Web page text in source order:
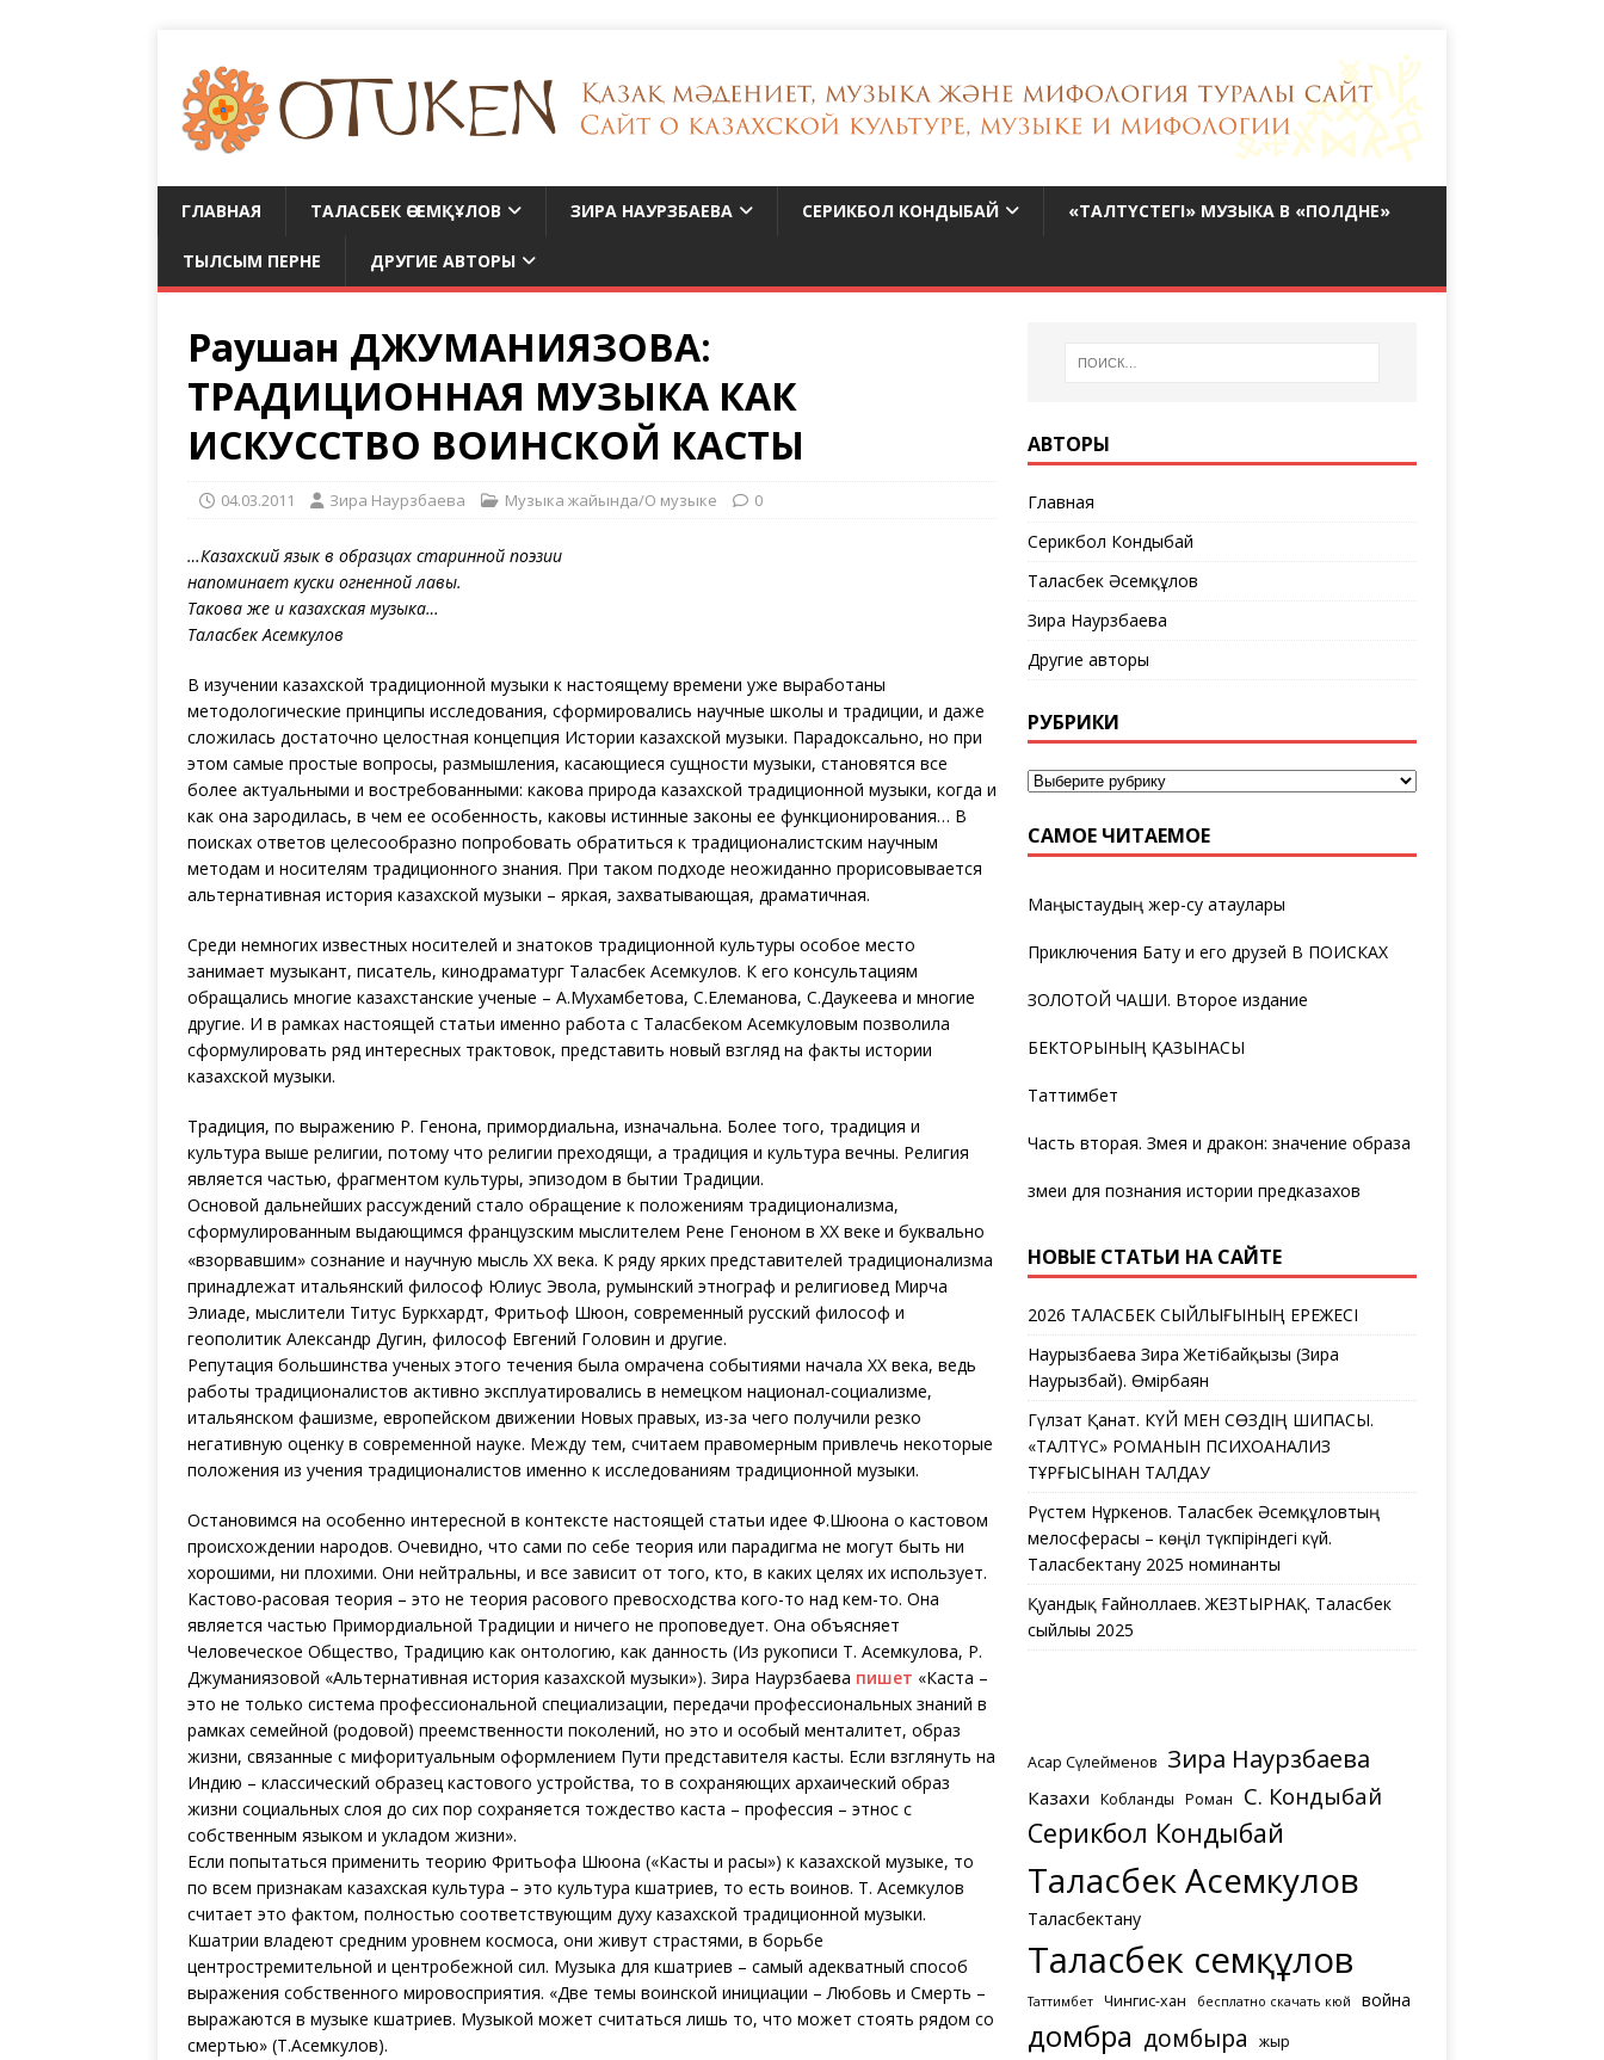
ГЛАВНАЯ ТАЛАСБЕК ӘСЕМҚҰЛОВ ЗИРА НАУРЗБАЕВА СЕРИКБОЛ КОНДЫБАЙ «ТАЛТҮСТЕГІ» МУЗЫКА В «ПОЛДНЕ»
ТЫЛСЫМ ПЕРНЕ ДРУГИЕ АВТОРЫ
Раушан ДЖУМАНИЯЗОВА:
ТРАДИЦИОННАЯ МУЗЫКА КАК
ИСКУССТВО ВОИНСКОЙ КАСТЫ
04.03.2011 Зира Наурзбаева Музыка жайында/О музыке 0
…Казахский язык в образцах старинной поэзии
напоминает куски огненной лавы.
Такова же и казахская музыка…
Таласбек Асемкулов
В изучении казахской традиционной музыки к настоящему времени уже выработаны
методологические принципы исследования, сформировались научные школы и традиции, и даже
сложилась достаточно целостная концепция Истории казахской музыки. Парадоксально, но при
этом самые простые вопросы, размышления, касающиеся сущности музыки, становятся все
более актуальными и востребованными: какова природа казахской традиционной музыки, когда и
как она зародилась, в чем ее особенность, каковы истинные законы ее функционирования… В
поисках ответов целесообразно попробовать обратиться к традиционалистским научным
методам и носителям традиционного знания. При таком подходе неожиданно прорисовывается
альтернативная история казахской музыки – яркая, захватывающая, драматичная.
Среди немногих известных носителей и знатоков традиционной культуры особое место
занимает музыкант, писатель, кинодраматург Таласбек Асемкулов. К его консультациям
обращались многие казахстанские ученые – А.Мухамбетова, С.Елеманова, С.Даукеева и многие
другие. И в рамках настоящей статьи именно работа с Таласбеком Асемкуловым позволила
сформулировать ряд интересных трактовок, представить новый взгляд на факты истории
казахской музыки.
Традиция, по выражению Р. Генона, примордиальна, изначальна. Более того, традиция и
культура выше религии, потому что религии преходящи, а традиция и культура вечны. Религия
является частью, фрагментом культуры, эпизодом в бытии Традиции.
Основой дальнейших рассуждений стало обращение к положениям традиционализма,
сформулированным выдающимся французским мыслителем Рене Геноном в XX веке и буквально
«взорвавшим» сознание и научную мысль ХХ века. К ряду ярких представителей традиционализма
принадлежат итальянский философ Юлиус Эвола, румынский этнограф и религиовед Мирча
Элиаде, мыслители Титус Буркхардт, Фритьоф Шюон, современный русский философ и
геополитик Александр Дугин, философ Евгений Головин и другие.
Репутация большинства ученых этого течения была омрачена событиями начала ХХ века, ведь
работы традиционалистов активно эксплуатировались в немецком национал-социализме,
итальянском фашизме, европейском движении Новых правых, из-за чего получили резко
негативную оценку в современной науке. Между тем, считаем правомерным привлечь некоторые
положения из учения традиционалистов именно к исследованиям традиционной музыки.
Остановимся на особенно интересной в контексте настоящей статьи идее Ф.Шюона о кастовом
происхождении народов. Очевидно, что сами по себе теория или парадигма не могут быть ни
хорошими, ни плохими. Они нейтральны, и все зависит от того, кто, в каких целях их использует.
Кастово-расовая теория – это не теория расового превосходства кого-то над кем-то. Она
является частью Примордиальной Традиции и ничего не проповедует. Она объясняет
Человеческое Общество, Традицию как онтологию, как данность (Из рукописи Т. Асемкулова, Р.
Джуманиязовой «Альтернативная история казахской музыки»). Зира Наурзбаева пишет «Каста –
это не только система профессиональной специализации, передачи профессиональных знаний в
рамках семейной (родовой) преемственности поколений, но это и особый менталитет, образ
жизни, связанные с мифоритуальным оформлением Пути представителя касты. Если взглянуть на
Индию – классический образец кастового устройства, то в сохраняющих архаический образ
жизни социальных слоя до сих пор сохраняется тождество каста – профессия – этнос с
собственным языком и укладом жизни».
Если попытаться применить теорию Фритьофа Шюона («Касты и расы») к казахской музыке, то
по всем признакам казахская культура – это культура кшатриев, то есть воинов. Т. Асемкулов
считает это фактом, полностью соответствующим духу казахской традиционной музыки.
Кшатрии владеют средним уровнем космоса, они живут страстями, в борьбе
центростремительной и центробежной сил. Музыка для кшатриев – самый адекватный способ
выражения собственного мировосприятия. «Две темы воинской инициации – Любовь и Смерть –
выражаются в музыке кшатриев. Музыкой может считаться лишь то, что может стоять рядом со
смертью» (Т.Асемкулов).
АВТОРЫ
Главная
Серикбол Кондыбай
Таласбек Әсемқұлов
Зира Наурзбаева
Другие авторы
РУБРИКИ
САМОЕ ЧИТАЕМОЕ
Маңғыстаудың жер-су атаулары
Приключения Бату и его друзей В ПОИСКАХ
ЗОЛОТОЙ ЧАШИ. Второе издание
БЕКТОРЫНЫҢ ҚАЗЫНАСЫ
Таттимбет
Часть вторая. Змея и дракон: значение образа
змеи для познания истории предказахов
НОВЫЕ СТАТЬИ НА САЙТЕ
2026 ТАЛАСБЕК СЫЙЛЫҒЫНЫҢ ЕРЕЖЕСІ
Наурызбаева Зира Жетібайқызы (Зира
Наурызбай). Өмірбаян
Гүлзат Қанат. КҮЙ МЕН СӨЗДІҢ ШИПАСЫ.
«ТАЛТҮС» РОМАНЫН ПСИХОАНАЛИЗ
ТҰРҒЫСЫНАН ТАЛДАУ
Рүстем Нұркенов. Таласбек Әсемқұловтың
мелосферасы – көңіл түкпіріндегі күй.
Таласбектану 2025 номинанты
Қуандық Ғайноллаев. ЖЕЗТЫРНАҚ. Таласбек
сыйлығы 2025
Асқар Сүлейменов Зира Наурзбаева
Казахи Кобланды Роман С. Кондыбай
Серикбол Кондыбай
Таласбек Асемкулов
Таласбектану
Таласбек Әсемқұлов
Таттимбет Чингис-хан бесплатно скачать кюй война
домбра домбыра жыр